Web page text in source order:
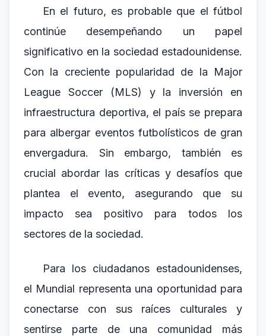
En el futuro, es probable que el fútbol
continúe desempeñando un papel
significativo en la sociedad estadounidense.
Con la creciente popularidad de la Major
League Soccer (MLS) y la inversión en
infraestructura deportiva, el país se prepara
para albergar eventos futbolísticos de gran
envergadura. Sin embargo, también es
crucial abordar las críticas y desafíos que
plantea el evento, asegurando que su
impacto sea positivo para todos los
sectores de la sociedad.
Para los ciudadanos estadounidenses,
el Mundial representa una oportunidad para
conectarse con sus raíces culturales y
sentirse parte de una comunidad más